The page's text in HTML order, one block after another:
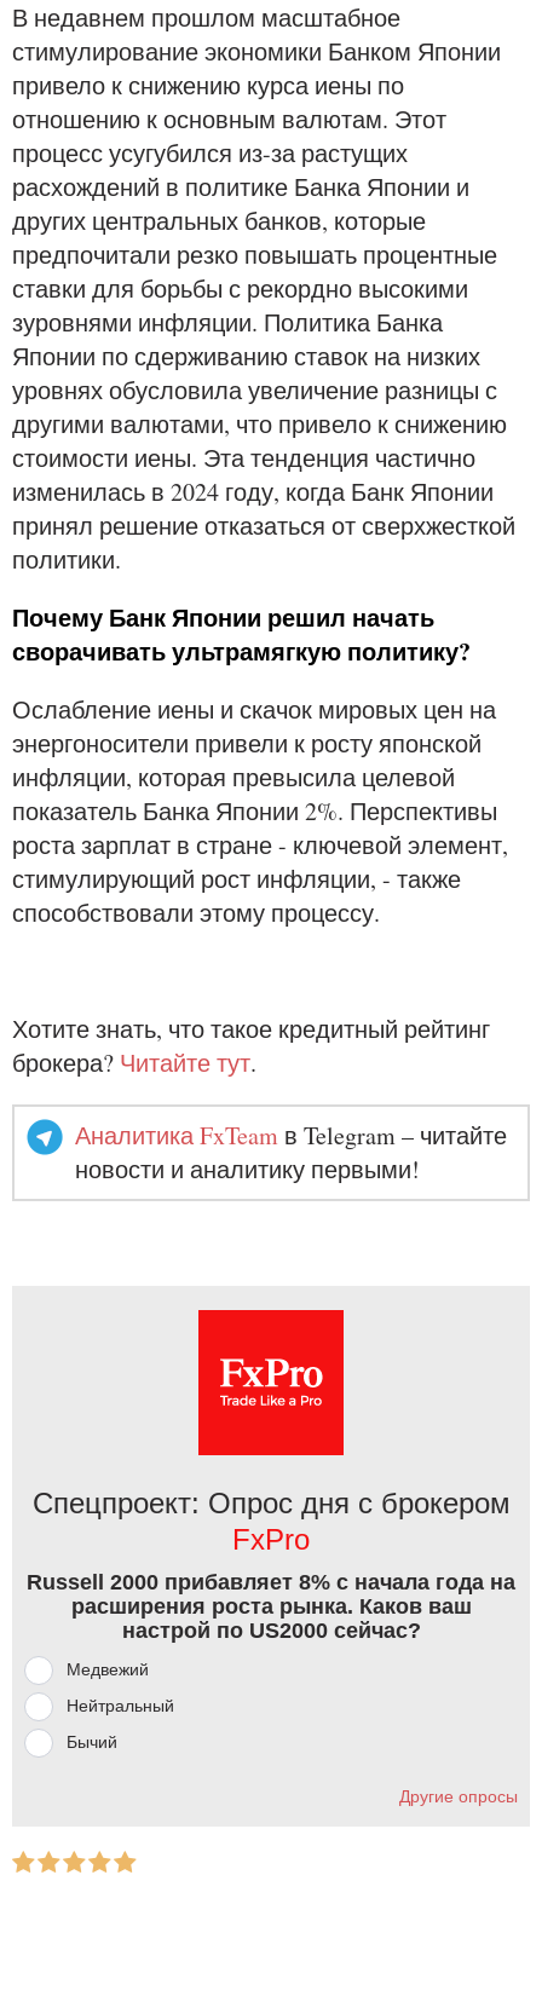
В недавнем прошлом масштабное
стимулирование экономики Банком Японии
привело к снижению курса иены по
отношению к основным валютам. Этот
процесс усугубился из-за растущих
расхождений в политике Банка Японии и
других центральных банков, которые
предпочитали резко повышать процентные
ставки для борьбы с рекордно высокими
зуровнями инфляции. Политика Банка
Японии по сдерживанию ставок на низких
уровнях обусловила увеличение разницы с
другими валютами, что привело к снижению
стоимости иены. Эта тенденция частично
изменилась в 2024 году, когда Банк Японии
принял решение отказаться от сверхжесткой
политики.
Почему Банк Японии решил начать
сворачивать ультрамягкую политику?
Ослабление иены и скачок мировых цен на
энергоносители привели к росту японской
инфляции, которая превысила целевой
показатель Банка Японии 2%. Перспективы
роста зарплат в стране - ключевой элемент,
стимулирующий рост инфляции, - также
способствовали этому процессу.
Хотите знать, что такое кредитный рейтинг
брокера? Читайте тут.
Аналитика FxTeam в Telegram – читайте
новости и аналитику первыми!
Спецпроект: Опрос дня с брокером
FxPro
Russell 2000 прибавляет 8% с начала года на
расширения роста рынка. Каков ваш
настрой по US2000 сейчас?
Медвежий
Нейтральный
Бычий
Другие опросы